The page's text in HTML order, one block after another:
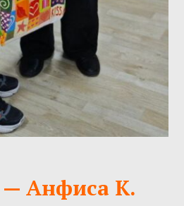
— Анфиса К.